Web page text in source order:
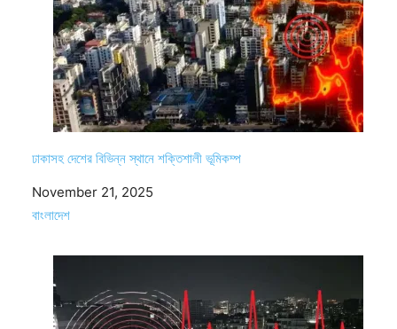
ঢাকাসহ দেশের বিভিন্ন স্থানে শক্তিশালী ভূমিকম্প
Date
November 21, 2025
In relation to
বাংলাদেশ